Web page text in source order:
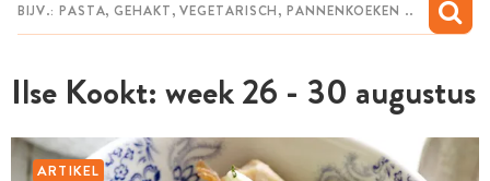
Ilse Kookt: week 26 - 30 augustus
ARTIKEL
MIJN BEWAARDE RECEPTEN